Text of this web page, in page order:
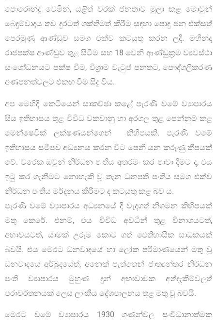
පොරොන්දු වෙමින්, යළිත් වරක් ජනතාව මුලා කළ මොවුන්
බෙදුම්වාදය තව දුරටත් ශක්තිමත් කිරීම සඳහා පොදු ජන එක්සත්
පෙරමුණු ආණ්ඩුව සමග එක්ව කටයුතු කරන ලදී. මහින්ද
රාජපක්ෂ ආණ්ඩුව තුළ සිටීම සහ 18 වෙනි ආණ්ඩුක්‍රම ව්‍යවස්ථා
සංශෝධනයට පක්ෂ වීම, විශ්‍රාම වැටුප් පනතට, පෞද්ගලීකරණ
අණපනත්වලට එකඟ වීම සිදු විය.
අප මෙහිදී කෙටියෙන් සාකච්ඡා කළේ පැරණි වමේ ව්‍යාපාරය
සිය ඉතිහාසය තුළ විවිධ වකවානු හා අරගල තුළ පෙන්නුම් කළ
මෙන්ෂෙවික් ලක්ෂණයන්ගෙන් කිහිපයකි. පැරණි වමේ
ඉතිහාසය සමීපව අධ්‍යනය කරන විට පෙනී යන කරුණු කීපයක්
වේ. වරෙක ඔවුන් නිර්ධන පංතිය අතරමං කර පාවා දීමට ද, එය
ඉටු කර ගැනීමට නොහැකි වූ තැන ධනපති පංතිය සමග එක්ව
නිර්ධන පංතිය මර්දනය කිරීමට ද කටයුතු කළ බව ය.
පැරණි වමේ ව්‍යාපාරය අධ්‍යනයේ දී වැදගත් නිගමන කිහිපයක්
මතු කෙරේ. එනම්, එය විවිධ අවධීන් තුළ විනාශයටත්,
අභාවයටත්, යාමක් උරුම කොට ගත් ඓතිහාසික සාධකයක්
බවයි. එය මෙරට ධනවාදයේ හා ලෝක පරිමාණයෙන් මතු වූ
ධනවාදයේ අර්බුදයේත්, අනෙක් පැත්තෙන් ජාත්‍යන්තර නිර්ධන
පංති ව්‍යාපාරය මුහුණ දුන් අභාවාචක අත්දැකීම්වලත්
පරාවර්තනයක් ලෙස ලාංකීය දේශපාලනය තුළ මතු වූ බවයි.
මෙරට වමේ ව්‍යාපාරය 1930 ගණන්වල සංවිධානාත්මක